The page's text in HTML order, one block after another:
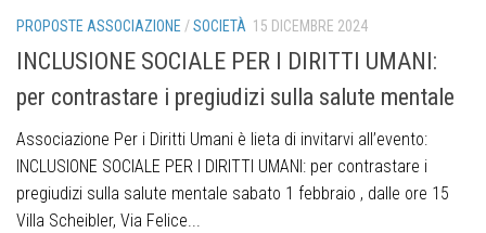
PROPOSTE ASSOCIAZIONE /SOCIETÀ 15 DICEMBRE 2024
INCLUSIONE SOCIALE PER I DIRITTI UMANI:
per contrastare i pregiudizi sulla salute mentale
Associazione Per i Diritti Umani è lieta di invitarvi all’evento:
INCLUSIONE SOCIALE PER I DIRITTI UMANI: per contrastare i
pregiudizi sulla salute mentale sabato 1 febbraio , dalle ore 15
Villa Scheibler, Via Felice...